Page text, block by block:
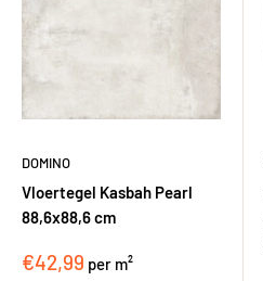
DOMINO
Vloertegel Kasbah Pearl
88,6x88,6 cm
€42,99 per m²